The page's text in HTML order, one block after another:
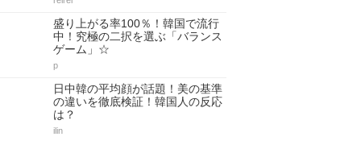
盛り上がる率100％！韓国で流行
中！究極の二択を選ぶ「バランス
ゲーム」☆
p
日中韓の平均顔が話題！美の基準
の違いを徹底検証！韓国人の反応
は？
ilin